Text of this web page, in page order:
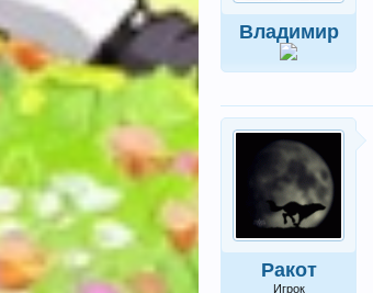
Владимир
Ракот
Игрок